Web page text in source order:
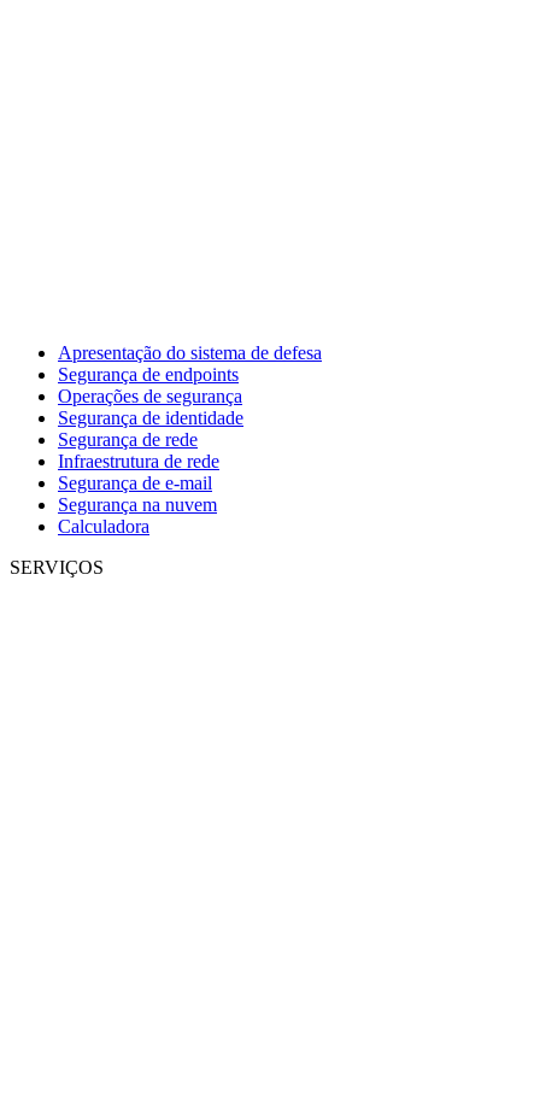
Apresentação do sistema de defesa
Segurança de endpoints
Operações de segurança
Segurança de identidade
Segurança de rede
Infraestrutura de rede
Segurança de e-mail
Segurança na nuvem
Calculadora
SERVIÇOS